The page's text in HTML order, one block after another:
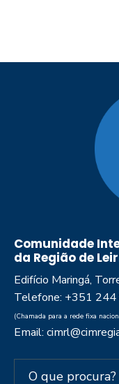
Comunidade
da Região de
Edifício Maringá,
Telefone: +351
(Chamada para a rede fixa
Email: